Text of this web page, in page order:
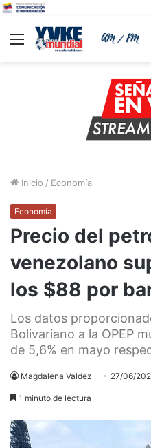
Menu
Inicio / Economía
Economía
Precio del
venezolano
los $88 por
Los datos
Bolivariano a la OPEP
de 5,6% en mayo
Magdalena Valdez 27/06/
1 minuto de lectura